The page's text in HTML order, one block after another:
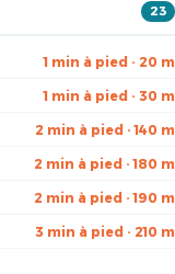
23
1 min à pied · 20 m
1 min à pied · 30 m
2 min à pied · 140 m
2 min à pied · 180 m
2 min à pied · 190 m
3 min à pied · 210 m